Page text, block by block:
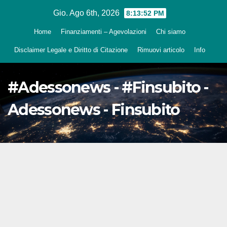
Gio. Ago 6th, 2026 8:13:54 PM
Home Finanziamenti – Agevolazioni Chi siamo
Disclaimer Legale e Diritto di Citazione Rimuovi articolo Info
#Adessonews - #Finsubito -
Adessonews - Finsubito